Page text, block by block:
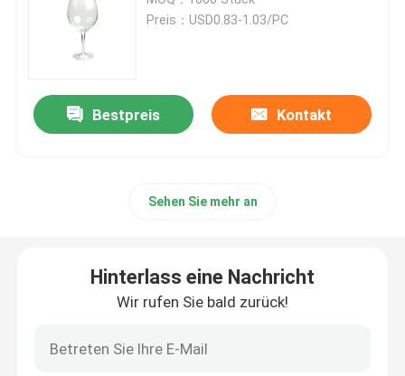
Flaschen für Glasseifenspender
Glasweckglas
Bierkrug aus Glas
Preis：USD0.83-1.03/PC
Bestpreis Kontakt
Sehen Sie mehr an
Hinterlass eine Nachricht
Wir rufen Sie bald zurück!